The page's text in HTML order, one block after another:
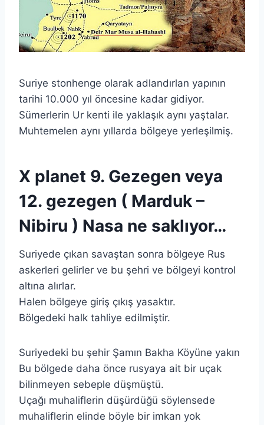
Suriye stonhenge olarak adlandırlan yapının
tarihi 10.000 yıl öncesine kadar gidiyor.
Sümerlerin Ur kenti ile yaklaşık aynı yaştalar.
Muhtemelen aynı yıllarda bölgeye yerleşilmiş.
X planet 9. Gezegen veya
12. gezegen ( Marduk –
Nibiru ) Nasa ne saklıyor…
Suriyede çıkan savaştan sonra bölgeye Rus
askerleri gelirler ve bu şehri ve bölgeyi kontrol
altına alırlar.
Halen bölgeye giriş çıkış yasaktır.
Bölgedeki halk tahliye edilmiştir.
Suriyedeki bu şehir Şamın Bakha Köyüne yakın
Bu bölgede daha önce rusyaya ait bir uçak
bilinmeyen sebeple düşmüştü.
Uçağı muhaliflerin düşürdüğü söylensede
muhaliflerin elinde böyle bir imkan yok